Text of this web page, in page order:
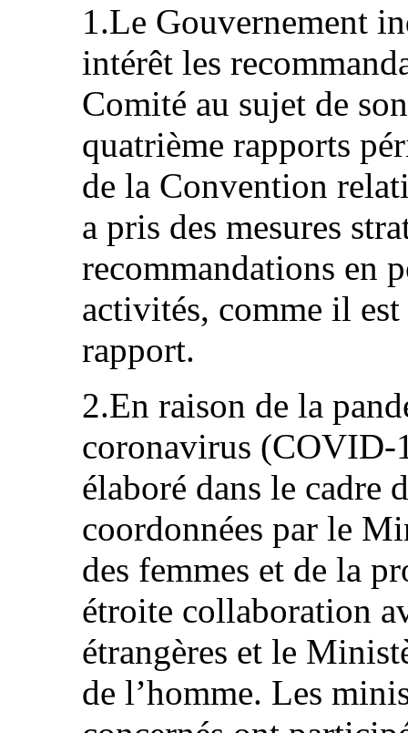
1.Le Gouvernement
intérêt les
Comité au sujet de
quatrième rapports
de la Convention
a pris des mesures
recommandations en
activités, comme il
rapport.
2.En raison de la
coronavirus (COVID-
élaboré dans le cadre
coordonnées par le
des femmes et de la
étroite collaboration
étrangères et le
de l’homme. Les